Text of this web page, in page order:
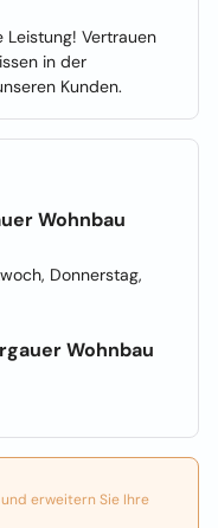
Leistung! Vertrauen
in der
Kunden.
Wohnbau
Donnerstag,
Wohnbau
erweitern Sie Ihre